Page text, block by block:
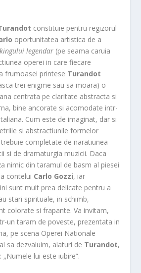
constituie pentru regizorul
oportunitatea artistica de a
legendar (pe seama caruia
operei in care fiecare
frumoasei printese Turandot
trei enigme sau sa moara) o
centrata pe claritate abstracta si
bine ancorate si acomodate intr-
Cum este de imaginat, dar si
si abstractiunile formelor
completate de naratiunea
si de dramaturgia muzicii. Daca
nimic din taramul de basm al piesei
contelui Carlo Gozzi, iar
sunt mult prea delicate pentru a
stari spirituale, in schimb,
colorate si frapante. Va invitam,
un taram de poveste, prezentata in
pe scena Operei Nationale
sa dezvaluim, alaturi de Turandot,
lui este iubire”.